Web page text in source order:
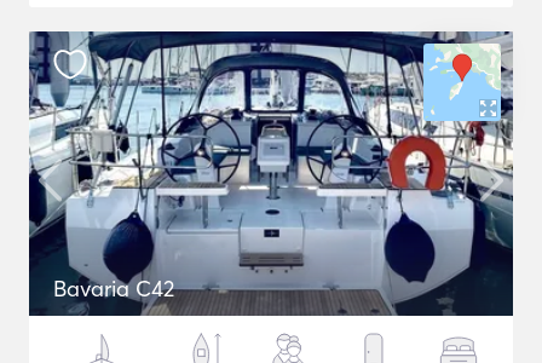
Bavaria C42